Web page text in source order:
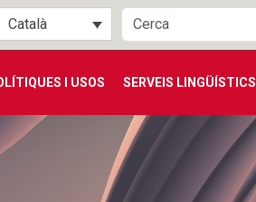
Català
I USOS SERVEIS LINGÜÍSTICS